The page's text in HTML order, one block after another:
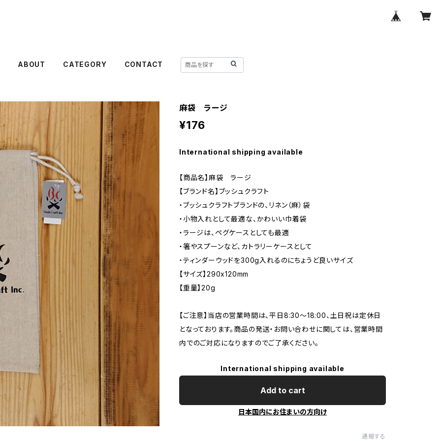
ABOUT CATEGORY CONTACT
麻袋 ラージ
¥176
International shipping available
【商品名】麻袋 ラージ
【ブランド名】ブッシュクラフト
・ブッシュクラフトブランドの、リネン（麻）袋
・小物入れとして最適な、かわいい巾着袋
・ラージは、ペグケースとしても最適
・箸やスプーンなど、カトラリーケースとして
・ティンダーウッドを300g入れるのにちょうど良いサイズ
【サイズ】290x120mm
【重量】20g
【ご注意】当店の営業時間は、平日8:30～18:00、土日祝は定休日
となっております。商品の発送・お問い合わせに関しては、営業時間
内でのご対応になりますのでご了承ください。
International shipping available
Add to cart
日本国内にお住まいの方向け
通報する